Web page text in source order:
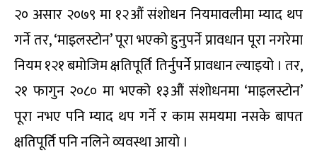
२० असार २०७९ मा १२औं संशोधन नियमावलीमा म्याद थप
गर्ने तर, ‘माइलस्टोन’ पूरा भएको हुनुपर्ने प्रावधान पूरा नगरेमा
नियम १२१ बमोजिम क्षतिपूर्ति तिर्नुपर्ने प्रावधान ल्याइयो । तर,
२१ फागुन २०८० मा भएको १३औं संशोधनमा ‘माइलस्टोन’
पूरा नभए पनि म्याद थप गर्ने र काम समयमा नसके बापत
क्षतिपूर्ति पनि नलिने व्यवस्था आयो ।